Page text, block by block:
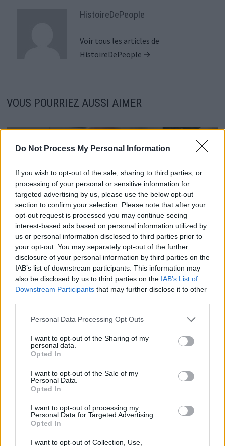
Do Not Process My Personal Information
If you wish to opt-out of the sale, sharing to third parties, or
processing of your personal or sensitive information for
targeted advertising by us, please use the below opt-out
section to confirm your selection. Please note that after your
opt-out request is processed you may continue seeing
interest-based ads based on personal information utilized by
us or personal information disclosed to third parties prior to
your opt-out. You may separately opt-out of the further
disclosure of your personal information by third parties on the
IAB’s list of downstream participants. This information may
also be disclosed by us to third parties on the IAB’s List of
Downstream Participants that may further disclose it to other
Personal Data Processing Opt Outs
I want to opt-out of the Sharing of my
personal data.
Opted In
I want to opt-out of the Sale of my
Personal Data.
Opted In
I want to opt-out of processing my
Personal Data for Targeted Advertising.
Opted In
I want to opt-out of Collection, Use,
HistoireDePeople
Voir tous les articles de
HistoireDePeople →
VOUS POURRIEZ AUSSI AIMER
Le Prince Harry se revendique comme Prince
d’Angleterre une provocation?